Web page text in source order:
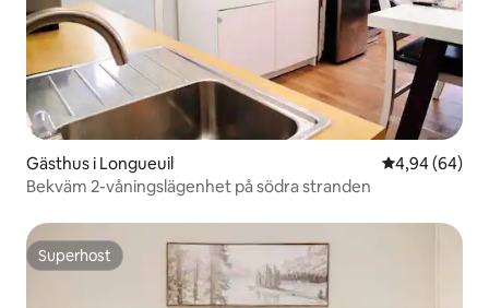
Gästhus i Longueuil 4,94 av 5 i
4,94 (64)
Bekväm 2-våningslägenhet på södra stranden
Superhost
Superhost